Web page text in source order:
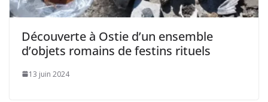
Découverte à Ostie d’un ensemble
d’objets romains de festins rituels
13 juin 2024